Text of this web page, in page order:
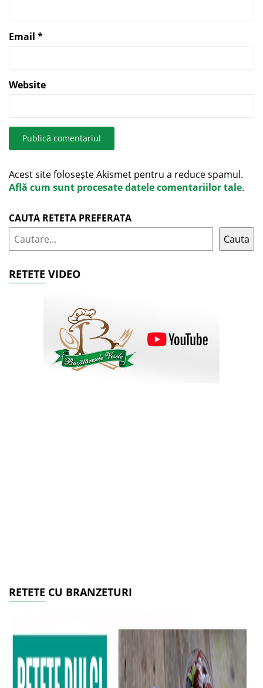
Email *
Website
Acest site folosește Akismet pentru a reduce spamul.
Află cum sunt procesate datele comentariilor tale.
CAUTA RETETA PREFERATA
Cauta
RETETE VIDEO
RETETE CU BRANZETURI